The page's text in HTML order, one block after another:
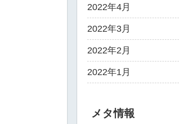
2022年4月
2022年3月
2022年2月
2022年1月
メタ情報